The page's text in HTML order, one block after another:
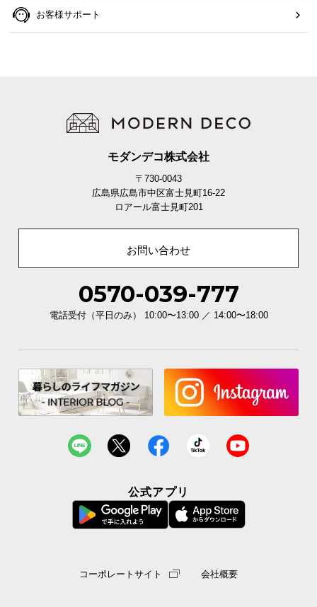
お客様サポート
モダンデコ株式会社
〒730-0043
広島県広島市中区富士見町16-22
ロアール富士見町201
お問い合わせ
0570-039-777
電話受付（平日のみ） 10:00〜13:00 ／ 14:00〜18:00
公式アプリ
コーポレートサイト 会社概要